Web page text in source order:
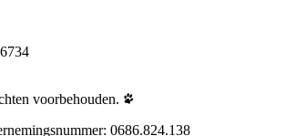
voorbehouden.
0686.824.138